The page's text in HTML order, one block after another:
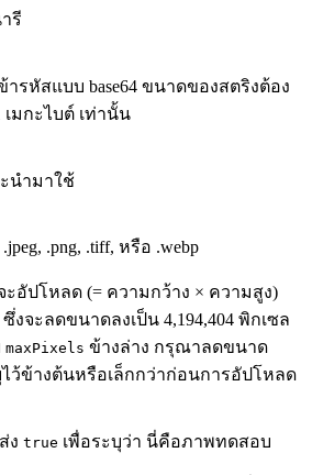
รี
ารหัสแบบ base64 ขนาดของสตริงต้อง
เมกะไบต์ เท่านั้น
นำมาใช้
.png, .tiff, หรือ .webp
อัปโหลด (= ความกว้าง × ความสูง)
ซึ่งจะลดขนาดลงเป็น 4,194,404 พิกเซล
maxPixels ข้างล่าง กรุณาลดขนาด
ข้างต้นหรือเล็กกว่าก่อนการอัปโหลด
ส่ง true เพื่อระบุว่า นี่คือภาพทดสอบ